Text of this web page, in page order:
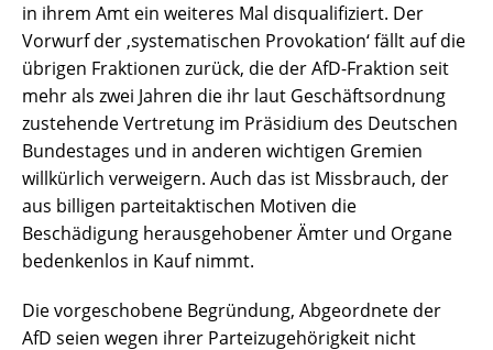
in ihrem Amt ein weiteres Mal disqualifiziert. Der
Vorwurf der ‚systematischen Provokation‘ fällt auf die
übrigen Fraktionen zurück, die der AfD-Fraktion seit
mehr als zwei Jahren die ihr laut Geschäftsordnung
zustehende Vertretung im Präsidium des Deutschen
Bundestages und in anderen wichtigen Gremien
willkürlich verweigern. Auch das ist Missbrauch, der
aus billigen parteitaktischen Motiven die
Beschädigung herausgehobener Ämter und Organe
bedenkenlos in Kauf nimmt.
Die vorgeschobene Begründung, Abgeordnete der
AfD seien wegen ihrer Parteizugehörigkeit nicht